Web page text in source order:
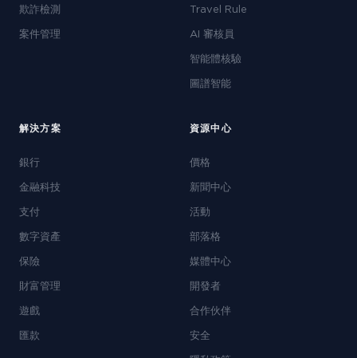
欺詐檢測
案件管理
Travel Rule
AI 審核員
智能體核驗
圖譜智能
解決方案
銀行
金融科技
支付
數字資產
保險
財富管理
遊戲
匯款
資源中心
價格
新聞中心
活動
部落格
媒體中心
開發者
合作伙伴
安全